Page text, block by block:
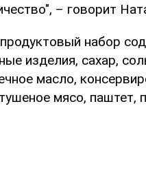
– говорит
набор
изделия, сахар,
масло,
мясо, паштет,